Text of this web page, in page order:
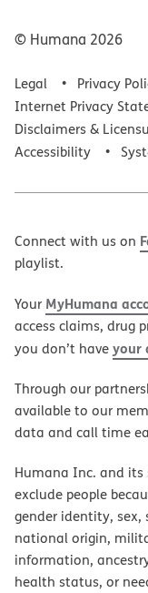
© Humana 2026
Legal
Privacy
Internet Privacy
Disclaimers &
Accessibility
Connect with us on
playlist.
Your MyHumana
access claims, drug
you don’t haveyour
Through our
available to our
data and call time
Humana Inc. and
exclude people
gender identity,
national origin,
information,
health status, or